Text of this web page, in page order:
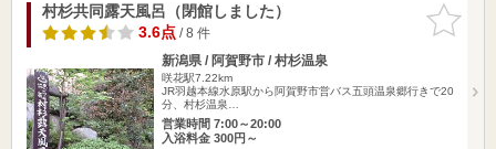
お気に入
りに追加
村杉共同露天風呂（閉館しました）
3.6点/ 8 件
新潟県 / 阿賀野市 / 村杉温泉
咲花駅7.22km
JR羽越本線水原駅から阿賀野市営バス五頭温泉郷行きで20
分、村杉温泉…
営業時間 7:00～20:00
入浴料金 300円～